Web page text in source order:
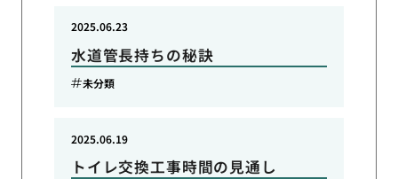
水道管長持ちの秘訣
2025.06.23
未分類
トイレ交換工事時間の見通し
2025.06.19